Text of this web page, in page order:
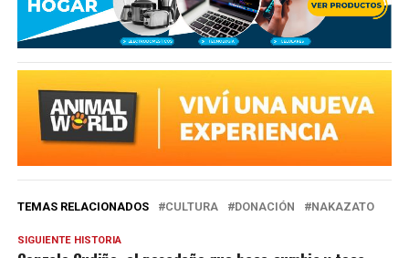
TEMAS RELACIONADOS CULTURA DONACIÓN NAKAZATO
SIGUIENTE HISTORIA